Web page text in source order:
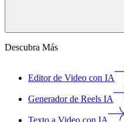
Descubra Más
Editor de Video con IA
Generador de Reels IA
Texto a Video con IA